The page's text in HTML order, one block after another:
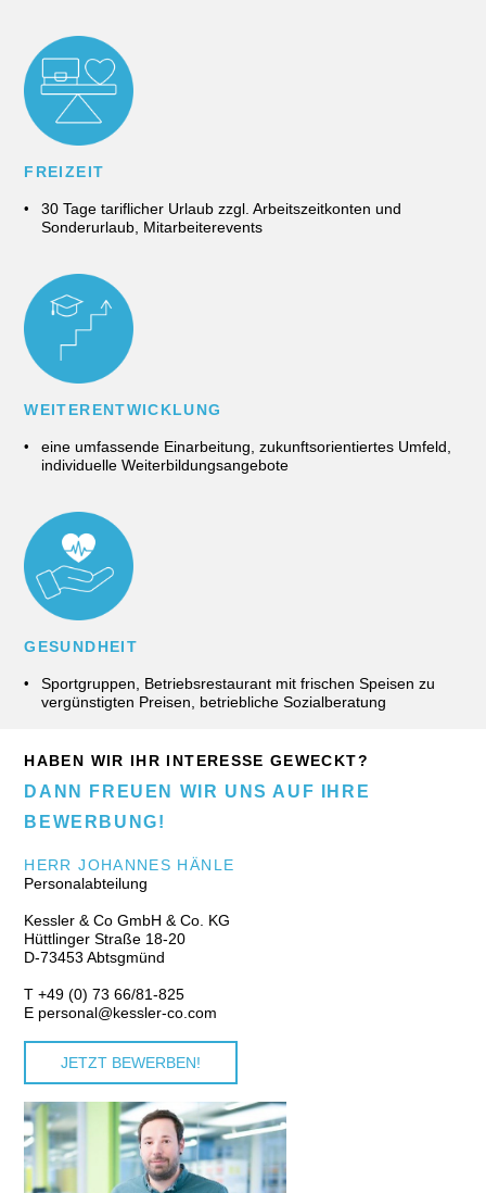
FREIZEIT
30 Tage tariflicher Urlaub zzgl. Arbeitszeitkonten und
Sonderurlaub, Mitarbeiterevents
WEITERENT­WICKLUNG
eine umfassende Einarbeitung, zukunftsorientiertes Umfeld,
individuelle Weiterbildungsangebote
GESUNDHEIT
Sportgruppen, Betriebsrestaurant mit frischen Speisen zu
vergünstigten Preisen, betriebliche Sozialberatung
HABEN WIR IHR INTERESSE GEWECKT?
DANN FREUEN WIR UNS AUF IHRE
BEWERBUNG!
HERR JOHANNES HÄNLE
Personalabteilung
Kessler & Co GmbH & Co. KG
Hüttlinger Straße 18-20
D-73453 Abtsgmünd
T +49 (0) 73 66/81-825
E personal@kessler-co.com
JETZT BEWERBEN!